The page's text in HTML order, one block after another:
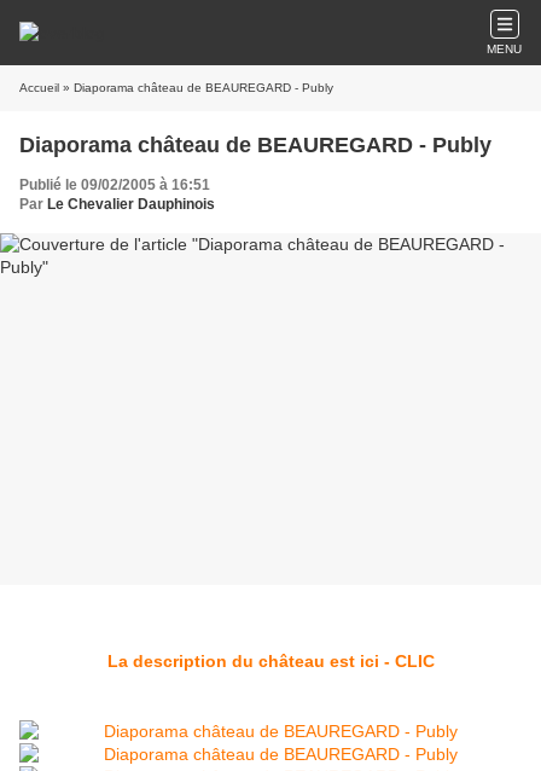
MENU
Accueil » Diaporama château de BEAUREGARD - Publy
Diaporama château de BEAUREGARD - Publy
Publié le 09/02/2005 à 16:51
Par Le Chevalier Dauphinois
La description du château est ici - CLIC